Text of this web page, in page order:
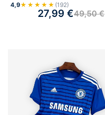
4,9★★★★★ (192)
49,50€
27,99 €